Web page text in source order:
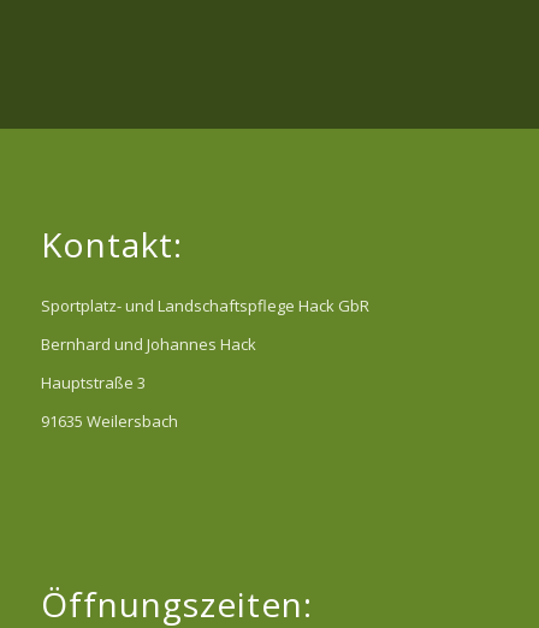
Kontakt:
Sportplatz- und Landschaftspflege Hack GbR
Bernhard und Johannes Hack
Hauptstraße 3
91635 Weilersbach
Öffnungszeiten: